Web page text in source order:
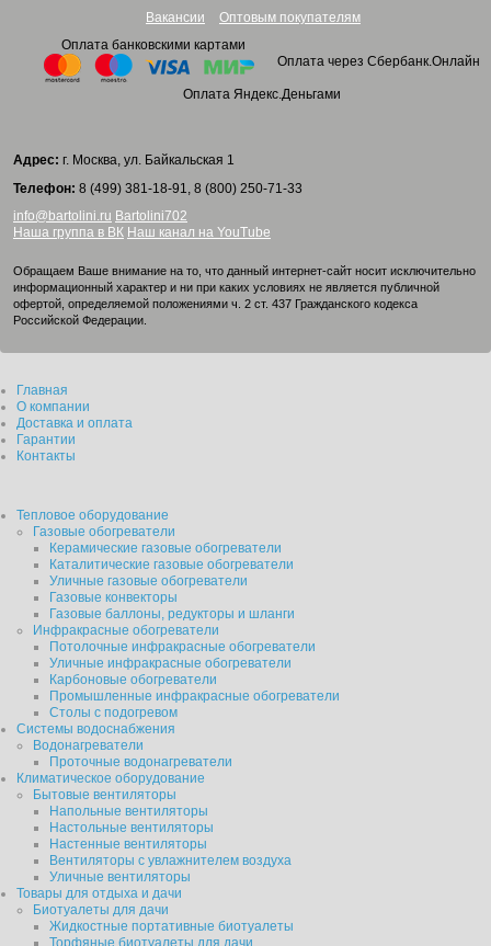
Вакансии
Оптовым покупателям
Оплата банковскими картами
Оплата через Сбербанк.Онлайн
Оплата Яндекс.Деньгами
Адрес: г. Москва, ул. Байкальская 1
Телефон: 8 (499) 381-18-91, 8 (800) 250-71-33
info@bartolini.ru Bartolini702
Наша группа в ВК Наш канал на YouTube
Обращаем Ваше внимание на то, что данный интернет-сайт носит исключительно
информационный характер и ни при каких условиях не является публичной
офертой, определяемой положениями ч. 2 ст. 437 Гражданского кодекса
Российской Федерации.
Главная
О компании
Доставка и оплата
Гарантии
Контакты
Тепловое оборудование
Газовые обогреватели
Керамические газовые обогреватели
Каталитические газовые обогреватели
Уличные газовые обогреватели
Газовые конвекторы
Газовые баллоны, редукторы и шланги
Инфракрасные обогреватели
Потолочные инфракрасные обогреватели
Уличные инфракрасные обогреватели
Карбоновые обогреватели
Промышленные инфракрасные обогреватели
Столы с подогревом
Системы водоснабжения
Водонагреватели
Проточные водонагреватели
Климатическое оборудование
Бытовые вентиляторы
Напольные вентиляторы
Настольные вентиляторы
Настенные вентиляторы
Вентиляторы с увлажнителем воздуха
Уличные вентиляторы
Товары для отдыха и дачи
Биотуалеты для дачи
Жидкостные портативные биотуалеты
Торфяные биотуалеты для дачи